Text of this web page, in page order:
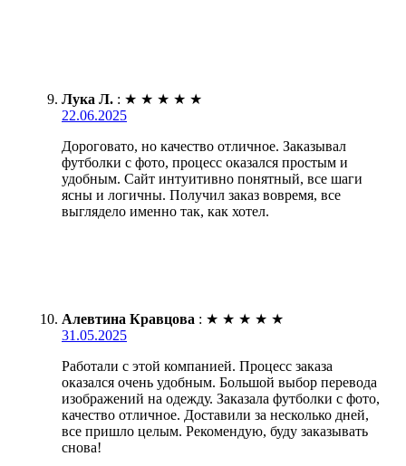
Лука Л. : ★ ★ ★ ★ ★
22.06.2025
Дороговато, но качество отличное. Заказывал
футболки с фото, процесс оказался простым и
удобным. Сайт интуитивно понятный, все шаги
ясны и логичны. Получил заказ вовремя, все
выглядело именно так, как хотел.
Алевтина Кравцова : ★ ★ ★ ★ ★
31.05.2025
Работали с этой компанией. Процесс заказа
оказался очень удобным. Большой выбор перевода
изображений на одежду. Заказала футболки с фото,
качество отличное. Доставили за несколько дней,
все пришло целым. Рекомендую, буду заказывать
снова!